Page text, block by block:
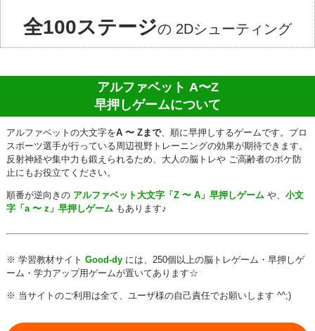
全100ステージの 2Dシューティング
アルファベット A〜Z
早押しゲームについて
アルファベットの大文字をA 〜 Zまで、順に早押しするゲームです。プロ
スポーツ選手が行っている周辺視野トレーニングの効果が期待できます。
反射神経や集中力も鍛えられるため、大人の脳トレや ご高齢者のボケ防
止にもお役立てください。
順番が逆向きの アルファベット大文字「Z 〜 A」早押しゲーム や、 小文
字「a 〜 z」早押しゲーム もあります♪
※ 学習教材サイト Good-dyには、250個以上の脳トレゲーム・早押しゲ
ーム・学力アップ用ゲームが置いてあります☆
※ 当サイトのご利用は全て、ユーザ様の自己責任でお願いします ^^;)